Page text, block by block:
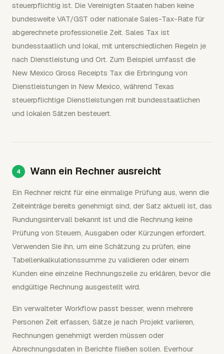
steuerpflichtig ist. Die Vereinigten Staaten haben keine
bundesweite VAT/GST oder nationale Sales-Tax-Rate für
abgerechnete professionelle Zeit. Sales Tax ist
bundesstaatlich und lokal, mit unterschiedlichen Regeln je
nach Dienstleistung und Ort. Zum Beispiel umfasst die
New Mexico Gross Receipts Tax die Erbringung von
Dienstleistungen in New Mexico, während Texas
steuerpflichtige Dienstleistungen mit bundesstaatlichen
und lokalen Sätzen besteuert.
Wann ein Rechner ausreicht
Ein Rechner reicht für eine einmalige Prüfung aus, wenn die
Zeiteinträge bereits genehmigt sind, der Satz aktuell ist, das
Rundungsintervall bekannt ist und die Rechnung keine
Prüfung von Steuern, Ausgaben oder Kürzungen erfordert.
Verwenden Sie ihn, um eine Schätzung zu prüfen, eine
Tabellenkalkulationssumme zu validieren oder einem
Kunden eine einzelne Rechnungszeile zu erklären, bevor die
endgültige Rechnung ausgestellt wird.
Ein verwalteter Workflow passt besser, wenn mehrere
Personen Zeit erfassen, Sätze je nach Projekt variieren,
Rechnungen genehmigt werden müssen oder
Abrechnungsdaten in Berichte fließen sollen. Everhour